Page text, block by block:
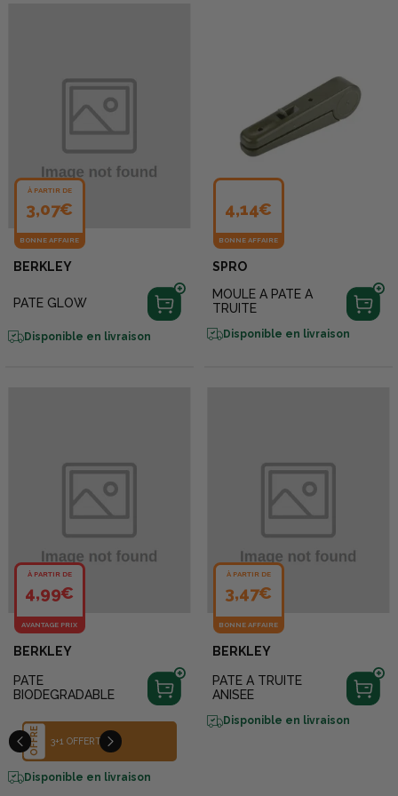
À PARTIR DE
3,07€
BONNE AFFAIRE
BERKLEY
PATE GLOW
Disponible en livraison
4,14€
BONNE AFFAIRE
SPRO
MOULE A PATE A
TRUITE
Disponible en livraison
À PARTIR DE
4,99€
AVANTAGE PRIX
BERKLEY
PATE
BIODEGRADABLE
OFFRE 3+1 OFFERT
Disponible en livraison
À PARTIR DE
3,47€
BONNE AFFAIRE
BERKLEY
PATE A TRUITE
ANISEE
Disponible en livraison